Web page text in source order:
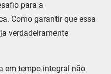
para a
Como garantir que essa
verdadeiramente
em tempo integral não